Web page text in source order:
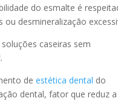
do esmalte é
desmineralização
caseiras sem
deestética dental do
dental, fator que reduz a